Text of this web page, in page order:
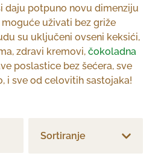
daju potpuno novu dimenziju
uživati bez griže
su uključeni ovseni keksići,
zdravi kremovi, čokoladna
poslastice bez šećera, sve
i sve od celovitih sastojaka!
Sortiranje